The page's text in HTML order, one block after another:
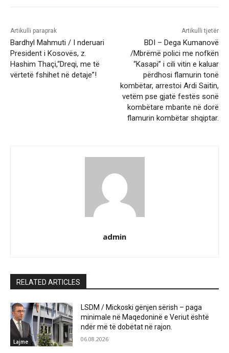
Artikulli paraprak
Bardhyl Mahmuti / I nderuari
President i Kosovës, z.
Hashim Thaçi,“Dreqi, me të
vërtetë fshihet në detaje”!
Artikulli tjetër
BDI – Dega Kumanovë
/Mbrëmë polici me nofkën
“Kasapi” i cili vitin e kaluar
përdhosi flamurin tonë
kombëtar, arrestoi Ardi Saitin,
vetëm pse gjatë festës sonë
kombëtare mbante në dorë
flamurin kombëtar shqiptar.
admin
RELATED ARTICLES
Lajme
LSDM / Mickoski gënjen sërish – paga
minimale në Maqedoninë e Veriut është
ndër më të dobëtat në rajon.
06.08.2026